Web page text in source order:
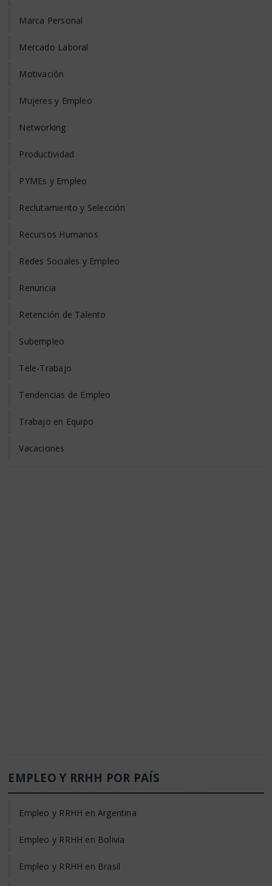
Marca Personal
Mercado Laboral
Motivación
Mujeres y Empleo
Networking
Productividad
PYMEs y Empleo
Reclutamiento y Selección
Recursos Humanos
Redes Sociales y Empleo
Renuncia
Retención de Talento
Subempleo
Tele-Trabajo
Tendencias de Empleo
Trabajo en Equipo
Vacaciones
EMPLEO Y RRHH POR PAÍS
Empleo y RRHH en Argentina
Empleo y RRHH en Bolivia
Empleo y RRHH en Brasil